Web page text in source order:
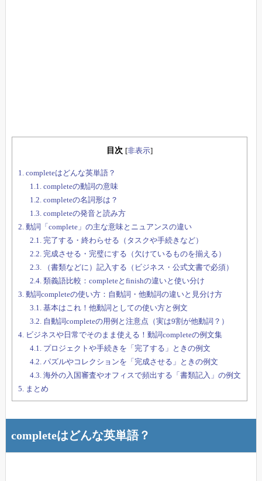
目次 [非表示]
1. completeはどんな英単語？
1.1. completeの動詞の意味
1.2. completeの名詞形は？
1.3. completeの発音と読み方
2. 動詞「complete」の主な意味とニュアンスの違い
2.1. 完了する・終わらせる（タスクや手続きなど）
2.2. 完成させる・完璧にする（欠けているものを揃える）
2.3.
（書類などに）記入する（ビジネス・公式文書で必須）
2.4. 類義語比較：completeとfinishの違いと使い分け
3. 動詞completeの使い方：自動詞・他動詞の違いと見分け方
3.1. 基本はこれ！他動詞としての使い方と例文
3.2. 自動詞completeの用例と注意点（実は9割が他動詞？）
4. ビジネスや日常でそのまま使える！動詞completeの例文集
4.1.
プロジェクトや手続きを「完了する」ときの例文
4.2. パズルやコレクションを「完成させる」ときの例文
4.3. 海外の入国審査やオフィスで頻出する「書類記入」の例文
5.
まとめ
completeはどんな英単語？